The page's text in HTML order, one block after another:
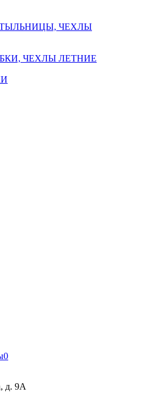
ЧЕХЛЫ
ЧЕХЛЫ ЛЕТНИЕ
0
д. 9А